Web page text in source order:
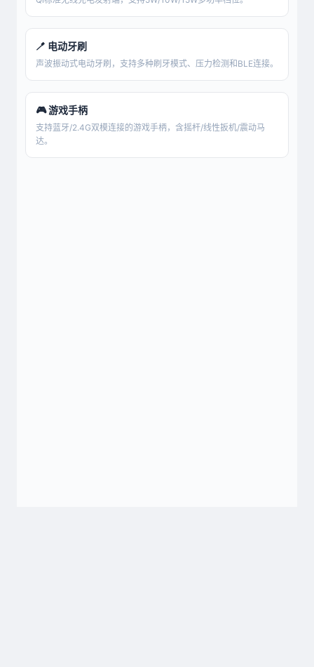
🪥 电动牙刷
声波振动式电动牙刷，支持多种刷牙模式、压力检测和BLE连接。
🎮 游戏手柄
支持蓝牙/2.4G双模连接的游戏手柄，含摇杆/线性扳机/震动马
达。